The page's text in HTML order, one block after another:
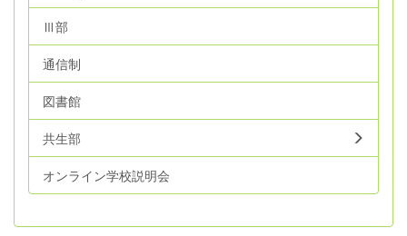
Ⅲ部
通信制
図書館
共生部
オンライン学校説明会